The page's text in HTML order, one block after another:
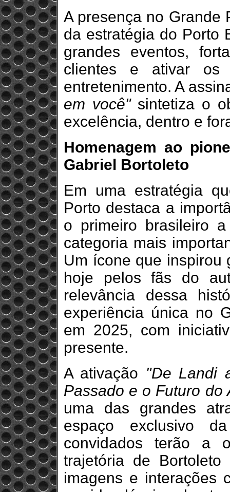
A presença no Grande
da estratégia do Porto
grandes eventos,
clientes e ativar os
entretenimento. A
em você"sintetiza o
excelência, dentro e
Homenagem ao
Gabriel Bortoleto
Em uma estratégia
Porto destaca a
o primeiro brasileiro
categoria mais
Um ícone que inspirou
hoje pelos fãs do
relevância dessa
experiência única no
em 2025, com
presente.
A ativação "De Landi
Passado e o Futuro do
uma das grandes
espaço exclusivo
convidados terão a
trajetória de
imagens e interações